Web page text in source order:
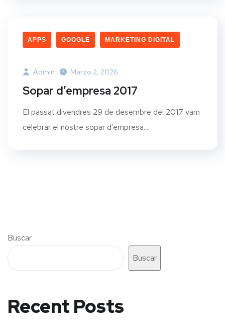
APPS GOOGLE MARKETING DIGITAL
Admin Marzo 2, 2026
Sopar d’empresa 2017
El passat divendres 29 de desembre del 2017 vam
celebrar el nostre sopar d’empresa....
Buscar
Buscar
Recent Posts